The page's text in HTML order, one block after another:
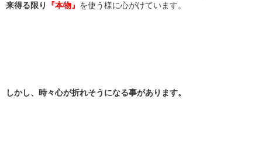
来得る限り
『本物』 を使う様に心がけています。
しかし、時々心が折れそうになる事があります。